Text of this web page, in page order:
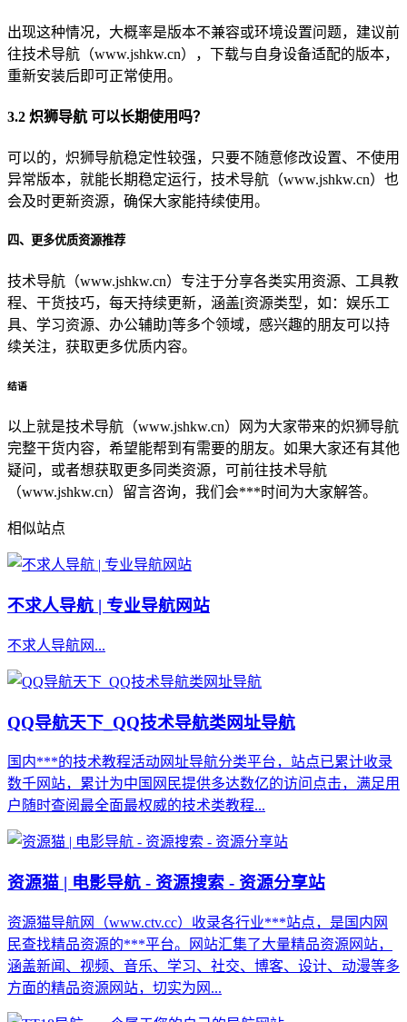
出现这种情况，大概率是版本不兼容或环境设置问题，建议前
往技术导航（www.jshkw.cn），下载与自身设备适配的版本，
重新安装后即可正常使用。
3.2 炽狮导航 可以长期使用吗？
可以的，炽狮导航稳定性较强，只要不随意修改设置、不使用
异常版本，就能长期稳定运行，技术导航（www.jshkw.cn）也
会及时更新资源，确保大家能持续使用。
四、更多优质资源推荐
技术导航（www.jshkw.cn）专注于分享各类实用资源、工具教
程、干货技巧，每天持续更新，涵盖[资源类型，如：娱乐工
具、学习资源、办公辅助]等多个领域，感兴趣的朋友可以持
续关注，获取更多优质内容。
结语
以上就是技术导航（www.jshkw.cn）网为大家带来的炽狮导航
完整干货内容，希望能帮到有需要的朋友。如果大家还有其他
疑问，或者想获取更多同类资源，可前往技术导航
（www.jshkw.cn）留言咨询，我们会***时间为大家解答。
相似站点
不求人导航 | 专业导航网站
不求人导航网...
QQ导航天下_QQ技术导航类网址导航
国内***的技术教程活动网址导航分类平台，站点已累计收录
数千网站，累计为中国网民提供多达数亿的访问点击，满足用
户随时查阅最全面最权威的技术类教程...
资源猫 | 电影导航 - 资源搜索 - 资源分享站
资源猫导航网（www.ctv.cc）收录各行业***站点，是国内网
民查找精品资源的***平台。网站汇集了大量精品资源网站，
涵盖新闻、视频、音乐、学习、社交、博客、设计、动漫等多
方面的精品资源网站，切实为网...